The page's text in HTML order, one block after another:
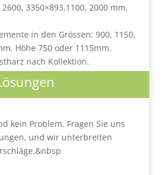
3350×893,1100, 2000 mm,
in den Grössen: 900, 1150,
Höhe 750 oder 1115mm.
nach Kollektion.
kein Problem. Fragen Sie uns
und wir unterbreiten